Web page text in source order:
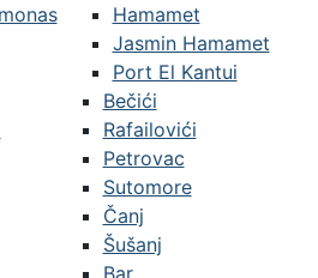
Bečići
Rafailovići
Petrovac
Sutomore
Čanj
Šušanj
Bar
Hamamet
Jasmin Hamamet
Port El Kantui